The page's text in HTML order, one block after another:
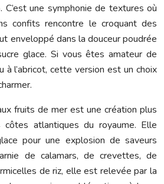
. C’est une symphonie de textures où
confits rencontre le croquant des
enveloppé dans la douceur poudrée
glace. Si vous êtes amateur de
à l’abricot, cette version est un choix
fruits de mer est une création plus
atlantiques du royaume. Elle
pour une explosion de saveurs
de calamars, de crevettes, de
de riz, elle est relevée par la